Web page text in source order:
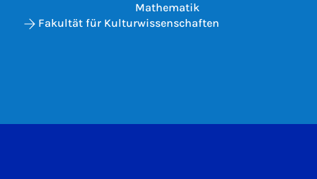
Mathematik
Fakultät für Kulturwissenschaften